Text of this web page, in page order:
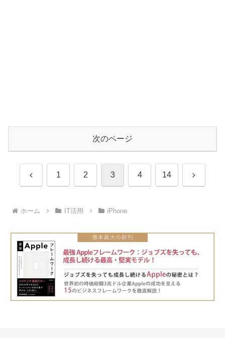
次のページ
前 1 2 3 4 14 次
ホーム IT活用 iPhone